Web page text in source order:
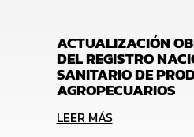
ACTUALIZACIÓN
DEL REGISTRO
SANITARIO DE
AGROPECUARIOS
LEER MÁS